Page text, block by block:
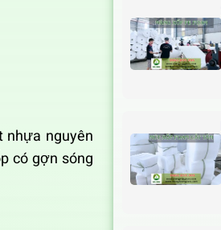
nguyên
có gợn sóng